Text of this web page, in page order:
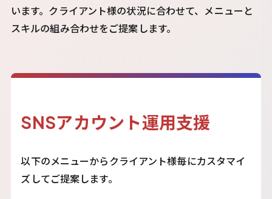
います。クライアント様の状況に合わせて、メニューと
スキルの組み合わせをご提案します。
SNSアカウント運用支援
以下のメニューからクライアント様毎にカスタマイ
ズしてご提案します。